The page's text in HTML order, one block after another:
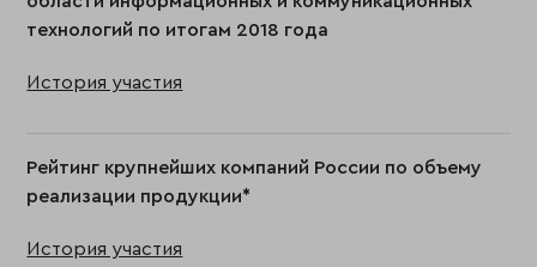
технологий по итогам 2018 года
История участия
Рейтинг крупнейших компаний России по объему
реализации продукции*
История участия